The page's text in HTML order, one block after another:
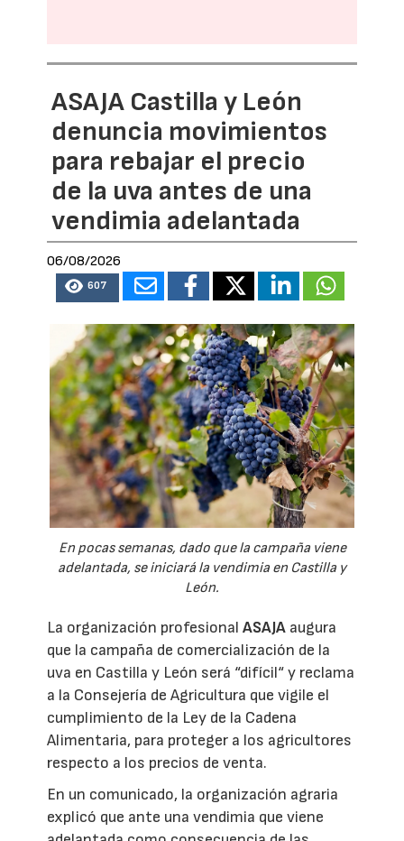
ASAJA Castilla y León
denuncia movimientos
para rebajar el precio
de la uva antes de una
vendimia adelantada
06/08/2026
607
En pocas semanas, dado que la campaña viene
adelantada, se iniciará la vendimia en Castilla y
León.
La organización profesionalASAJA augura
que la campaña de comercialización de la
uva en Castilla y León será “difícil“ y reclama
a la Consejería de Agricultura que vigile el
cumplimiento de la Ley de la Cadena
Alimentaria, para proteger a los agricultores
respecto a los precios de venta.
En un comunicado, la organización agraria
explicó que ante una vendimia que viene